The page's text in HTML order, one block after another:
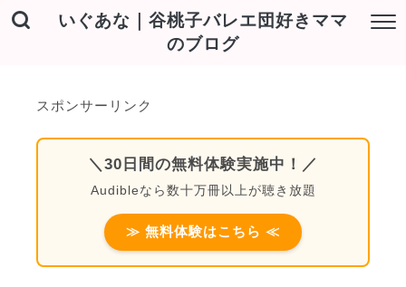
いぐあな｜谷桃子バレエ団好きママ
のブログ
スポンサーリンク
＼30日間の無料体験実施中！／
Audibleなら数十万冊以上が聴き放題
≫ 無料体験はこちら ≪